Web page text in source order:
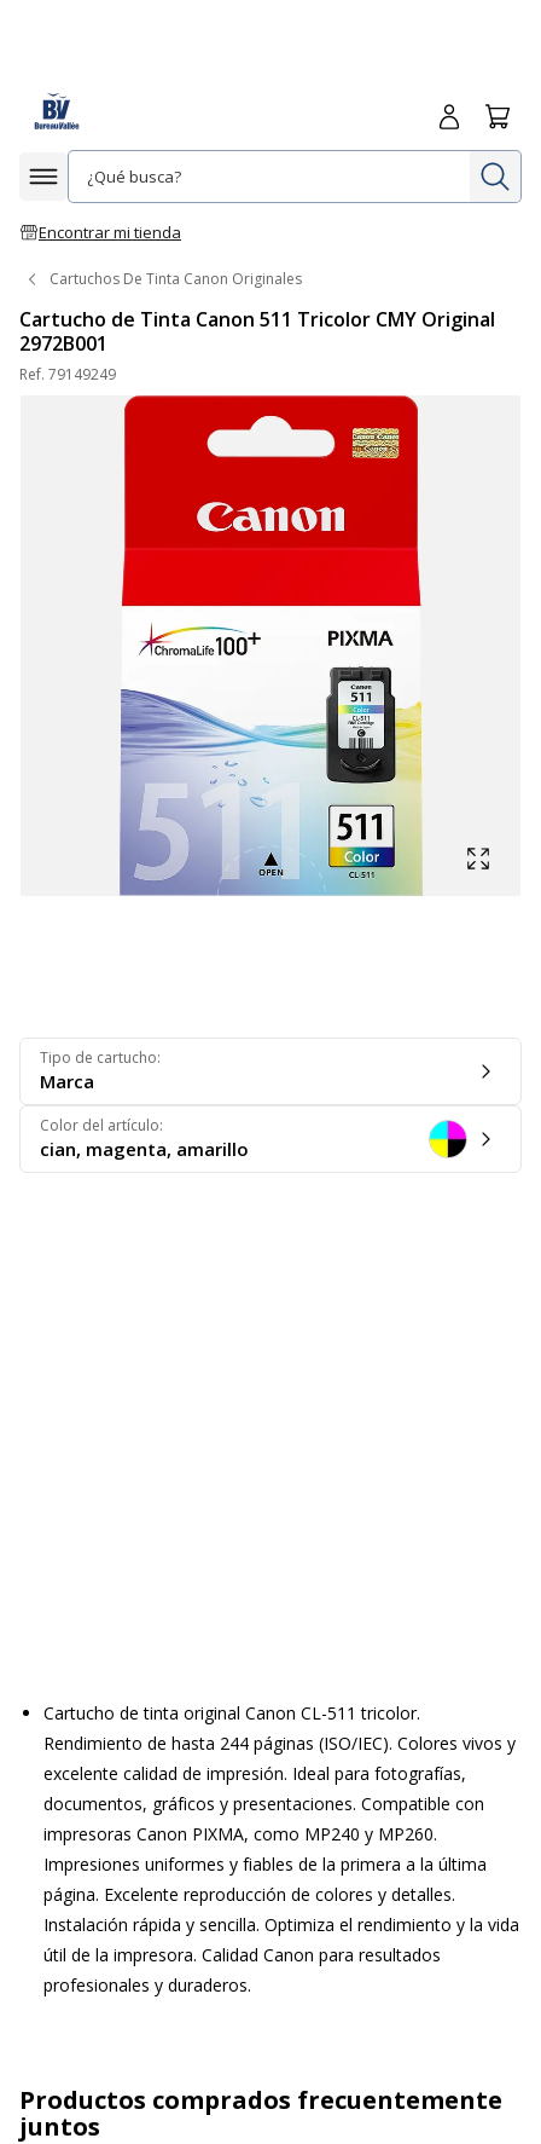
Afficher la navigation
Encontrar mi tienda
Iniciar
Cartuchos De Tinta Canon Originales
Cartucho de Tinta Canon 511 Tricolor CMY Original
2972B001
Ref. 79149249
Tipo de cartucho:
Marca
Color del artículo:
cian, magenta, amarillo
Cartucho de tinta original Canon CL-511 tricolor.
Rendimiento de hasta 244 páginas (ISO/IEC). Colores vivos y
excelente calidad de impresión. Ideal para fotografías,
documentos, gráficos y presentaciones. Compatible con
impresoras Canon PIXMA, como MP240 y MP260.
Impresiones uniformes y fiables de la primera a la última
página. Excelente reproducción de colores y detalles.
Instalación rápida y sencilla. Optimiza el rendimiento y la vida
útil de la impresora. Calidad Canon para resultados
profesionales y duraderos.
Productos comprados frecuentemente
juntos